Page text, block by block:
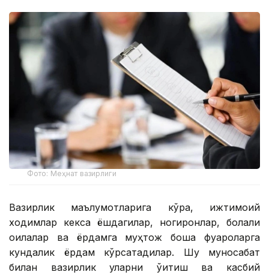
Фото: Меҳнат вазирлиги
Вазирлик маълумотларига кўра, ижтимоий
ходимлар кекса ёшдагилар, ногиронлар, болали
оилалар ва ёрдамга муҳтож бошқа фуқароларга
кундалик ёрдам кўрсатадилар. Шу муносабат
билан вазирлик уларни ўқитиш ва касбий